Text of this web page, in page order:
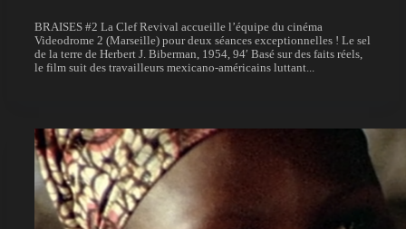
BRAISES #2 La Clef Revival accueille l’équipe du cinéma
Videodrome 2 (Marseille) pour deux séances exceptionnelles ! Le sel
de la terre de Herbert J. Biberman, 1954, 94′ Basé sur des faits réels,
le film suit des travailleurs mexicano-américains luttant...